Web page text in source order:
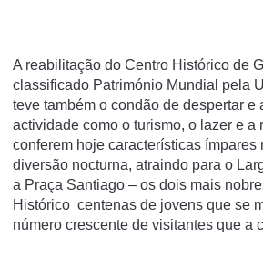
A reabilitação do Centro Histórico de
classificado Património Mundial pela
teve também o condão de despertar e
actividade como o turismo, o lazer e a
conferem hoje características ímpares
diversão nocturna, atraindo para o
a Praça Santiago – os dois mais
Histórico centenas de jovens que se
número crescente de visitantes que a